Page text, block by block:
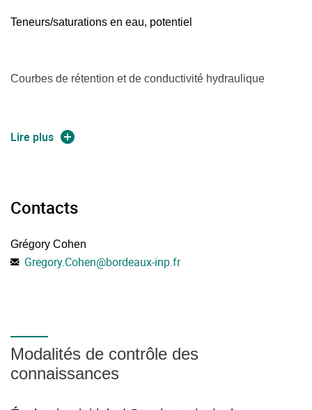
Teneurs/saturations en eau, potentiel
Courbes de rétention et de conductivité hydraulique
équation de Richards
Volatilisation
Lire plus
Contacts
Grégory Cohen
Gregory.Cohen@bordeaux-inp.fr
Modalités de contrôle des
connaissances